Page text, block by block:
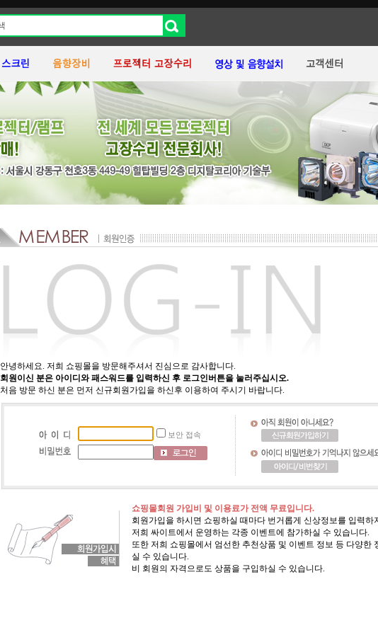
안녕하세요. 저희 쇼핑몰을 방문해주셔서 진심으로 감사합니다.
회원이신 분은 아이디와 패스워드를 입력하신 후 로그인버튼을 눌러주십시오.
처음 방문 하신 분은 먼저 신규회원가입을 하신후 이용하여 주시기 바랍니다.
보안 접속
쇼핑몰회원 가입비 및 이용료가 전액 무료입니다.
회원가입을 하시면 쇼핑하실 때마다 번거롭게 신상정보를 입력하
저희 싸이트에서 운영하는 각종 이벤트에 참가하실 수 있습니다.
또한 저희 쇼핑몰에서 엄선한 추천상품 및 이벤트 정보 등 다양한
실 수 있습니다.
비 회원의 자격으로도 상품을 구입하실 수 있습니다.